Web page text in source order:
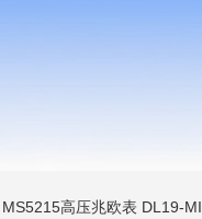
MS5215高压兆欧表 DL19-